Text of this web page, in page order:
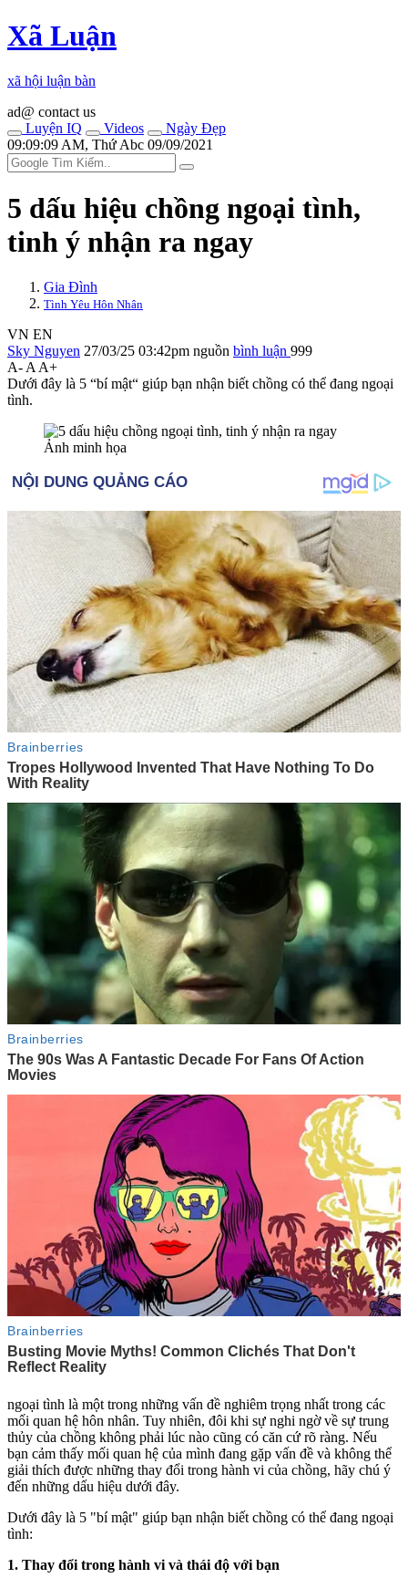
Xã Luận
xã hội luận bàn
ad@ contact us
Luyện IQ
Videos
Ngày Đẹp
09:09:09 AM, Thứ Abc 09/09/2021
5 dấu hiệu chồng ngoại tình,
tinh ý nhận ra ngay
Gia Đình
Tình Yêu Hôn Nhân
VN EN
Sky Nguyen 27/03/25 03:42pm nguồn bình luận 999
A- A A+
Dưới đây là 5 “bí mật“ giúp bạn nhận biết chồng có thể đang ngoại
tình.
Ảnh minh họa
ngoại tình là một trong những vấn đề nghiêm trọng nhất trong các
mối quan hệ hôn nhân. Tuy nhiên, đôi khi sự nghi ngờ về sự trung
thủy của chồng không phải lúc nào cũng có căn cứ rõ ràng. Nếu
bạn cảm thấy mối quan hệ của mình đang gặp vấn đề và không thể
giải thích được những thay đổi trong hành vi của chồng, hãy chú ý
đến những dấu hiệu dưới đây.
Dưới đây là 5 "bí mật" giúp bạn nhận biết chồng có thể đang ngoại
tình:
1. Thay đổi trong hành vi và thái độ với bạn